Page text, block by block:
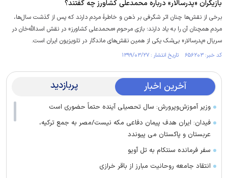
بازیگران «پدرسالار» درباره محمدعلی کشاورز چه گفتند؟
برخی از نقش‌ها چنان اثر شگرفی بر ذهن و خاطرۀ مردم دارند که پس از گذشت سال‌ها،
مردم همچنان آن را به یاد دارند؛ بازی مرحوم «محمدعلی کشاورز» در نقش اسدالله‌خان در
سریال «پدرسالار» بی‌شک یکی از همین نقش‌های ماندگار در تلویزیون ایران است.
کد خبر: ۶۵۶۲۰۳ تاریخ انتشار : ۱۳۹۹/۰۳/۲۷
آخرین اخبار پربازدید
وزیر آموزش‌وپرورش: سال تحصیلی آینده حتماً حضوری است
فیدان: ایران هدف پیمان دفاعی مکه نیست/مصر به جمع ترکیه،
عربستان و پاکستان می پیوندد
سفر فرمانده سنتکام به تل آویو
انتقاد جامعه روحانیت مبارز از باقر خرازی